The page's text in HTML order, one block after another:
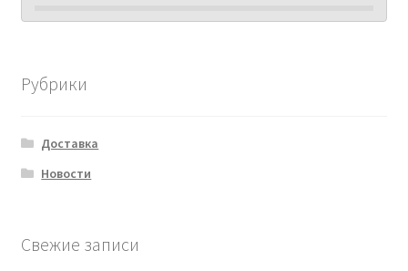
Рубрики
Доставка
Новости
Свежие записи